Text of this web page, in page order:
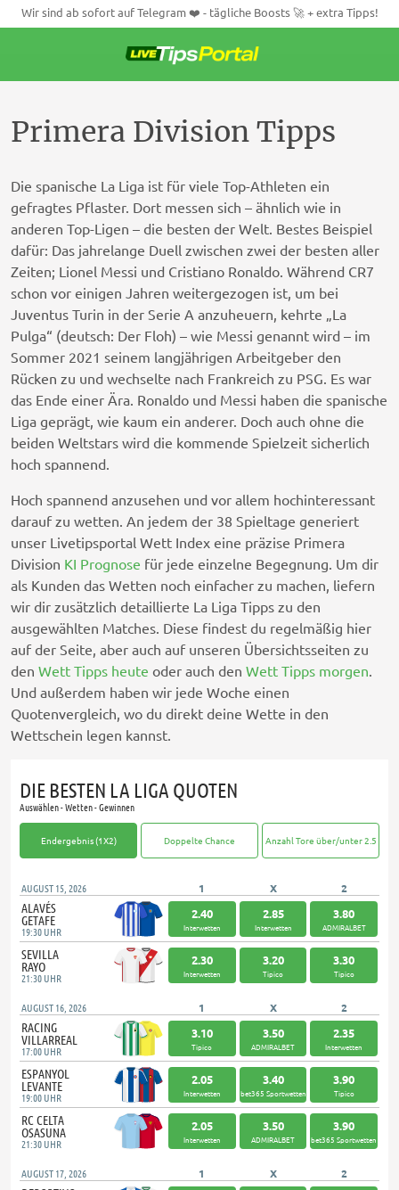
Wir sind ab sofort auf Telegram ❤️ - tägliche Boosts 🚀 + extra Tipps!
Inhalt
Primera Division Tipps
Die spanische La Liga ist für viele Top-Athleten ein
gefragtes Pflaster. Dort messen sich – ähnlich wie in
anderen Top-Ligen – die besten der Welt. Bestes Beispiel
dafür: Das jahrelange Duell zwischen zwei der besten aller
Zeiten; Lionel Messi und Cristiano Ronaldo. Während CR7
schon vor einigen Jahren weitergezogen ist, um bei
Juventus Turin in der Serie A anzuheuern, kehrte „La
Pulga“ (deutsch: Der Floh) – wie Messi genannt wird – im
Sommer 2021 seinem langjährigen Arbeitgeber den
Rücken zu und wechselte nach Frankreich zu PSG. Es war
das Ende einer Ära. Ronaldo und Messi haben die spanische
Liga geprägt, wie kaum ein anderer. Doch auch ohne die
beiden Weltstars wird die kommende Spielzeit sicherlich
hoch spannend.
Hoch spannend anzusehen und vor allem hochinteressant
darauf zu wetten. An jedem der 38 Spieltage generiert
unser Livetipsportal Wett Index eine präzise Primera
Division KI Prognose für jede einzelne Begegnung. Um dir
als Kunden das Wetten noch einfacher zu machen, liefern
wir dir zusätzlich detaillierte La Liga Tipps zu den
ausgewählten Matches. Diese findest du regelmäßig hier
auf der Seite, aber auch auf unseren Übersichtsseiten zu
den Wett Tipps heute oder auch den Wett Tipps morgen.
Und außerdem haben wir jede Woche einen
Quotenvergleich, wo du direkt deine Wette in den
Wettschein legen kannst.